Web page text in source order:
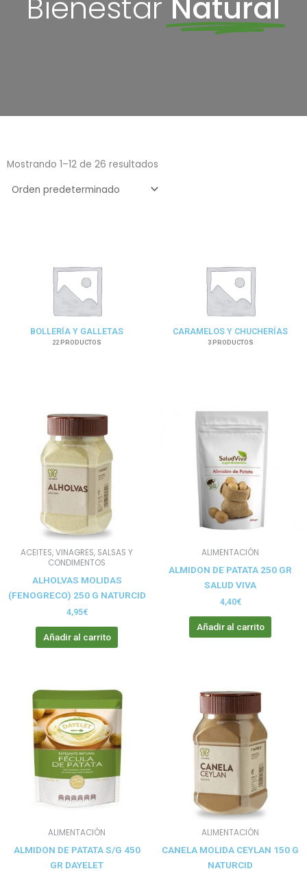
Bienestar Natural
Mostrando 1–12 de 26 resultados
BOLLERÍA Y GALLETAS
22 PRODUCTOS
CARAMELOS Y CHUCHERÍAS
3 PRODUCTOS
ACEITES, VINAGRES, SALSAS Y
CONDIMENTOS
ALHOLVAS MOLIDAS
(FENOGRECO) 250 G NATURCID
4,95€
Añadir al carrito
ALIMENTACIÓN
ALMIDON DE PATATA 250 GR
SALUD VIVA
4,40€
Añadir al carrito
ALIMENTACIÓN
ALMIDON DE PATATA S/G 450
GR DAYELET
ALIMENTACIÓN
CANELA MOLIDA CEYLAN 150 G
NATURCID